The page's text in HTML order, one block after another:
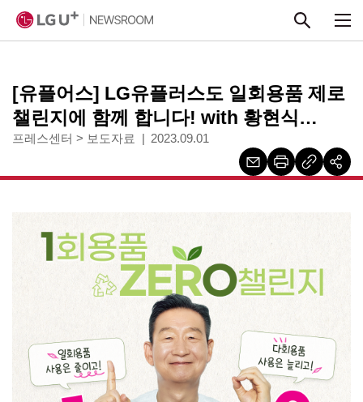
[유플어스] LG유플러스도 일회용품 제로
챌린지에 함께 합니다! with 황현식
대표님
프레스센터 > 보도자료 2023.09.01